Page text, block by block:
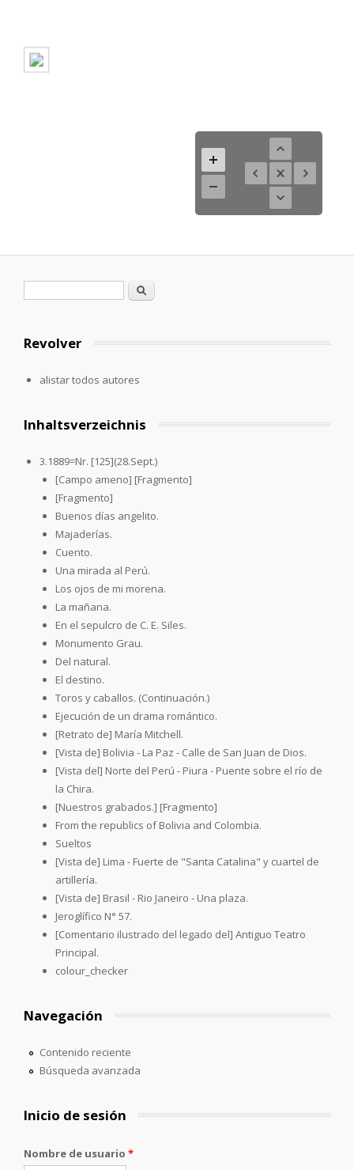
Formulario de búsqueda
Buscar
Revolver
alistar todos autores
Inhaltsverzeichnis
3.1889=Nr. [125](28.Sept.)
[Campo ameno] [Fragmento]
[Fragmento]
Buenos días angelito.
Majaderías.
Cuento.
Una mirada al Perú.
Los ojos de mi morena.
La mañana.
En el sepulcro de C. E. Siles.
Monumento Grau.
Del natural.
El destino.
Toros y caballos. (Continuación.)
Ejecución de un drama romántico.
[Retrato de] María Mitchell.
[Vista de] Bolivia - La Paz - Calle de San Juan de Dios.
[Vista del] Norte del Perú - Piura - Puente sobre el río de
la Chira.
[Nuestros grabados.] [Fragmento]
From the republics of Bolivia and Colombia.
Sueltos
[Vista de] Lima - Fuerte de "Santa Catalina" y cuartel de
artillería.
[Vista de] Brasil - Rio Janeiro - Una plaza.
Jeroglífico N° 57.
[Comentario ilustrado del legado del] Antiguo Teatro
Principal.
colour_checker
Navegación
Contenido reciente
Búsqueda avanzada
Inicio de sesión
Nombre de usuario *